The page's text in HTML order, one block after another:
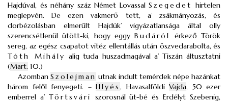
Hajdúval, és néhány száz Német LovassalSzegedet hirtelen
meglepvén. De ezen vakmerő tett, a’ zsákmányozás, és
dorbézolásban elmerűlt Hajdúk’ vigyázatlansága által olly
szerencsétlenül ütött-ki, hogy eggyBudáról
érkező Török
sereg, az egész csapatot vitéz ellentállás után öszvedarabolta, és
Tóth Mihály alig tuda huszadmagával a’ Tiszán áltusztatni
(Mart. 10.)
Azomban Szolejman utnak indult temérdek népe hazánkat
három felől fenyegeti. – Illyés , Havasalföldi Vajda, 50 ezer
emberrel a’ Törtsvári
szorosnál üt-bé és Erdélyt Szebenig,